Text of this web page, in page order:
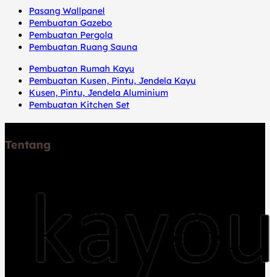
Pasang Wallpanel
Pembuatan Gazebo
Pembuatan Pergola
Pembuatan Ruang Sauna
Pembuatan Rumah Kayu
Pembuatan Kusen, Pintu, Jendela Kayu
Kusen, Pintu, Jendela Aluminium
Pembuatan Kitchen Set
Tentang